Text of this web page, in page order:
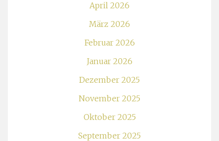
April 2026
März 2026
Februar 2026
Januar 2026
Dezember 2025
November 2025
Oktober 2025
September 2025